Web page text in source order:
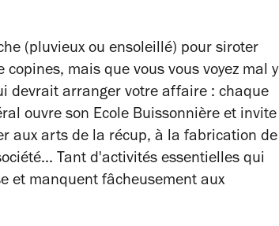
(pluvieux ou ensoleillé) pour siroter
copines, mais que vous vous voyez mal y
devrait arranger votre affaire : chaque
ouvre son Ecole Buissonnière et invite
aux arts de la récup, à la fabrication de
Tant d'activités essentielles qui
et manquent fâcheusement aux